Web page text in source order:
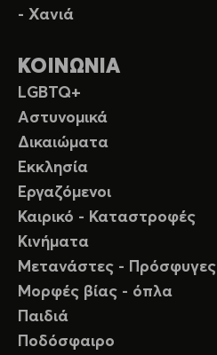
- Χανιά
ΚΟΙΝΩΝΙΑ
LGBTQ+
Αστυνομικά
Δικαιώματα
Εκκλησία
Εργαζόμενοι
Καιρικό - Καταστροφές
Κινήματα
Μετανάστες - Πρόσφυγες
Μορφές βίας - όπλα
Παιδιά
Ποδόσφαιρο